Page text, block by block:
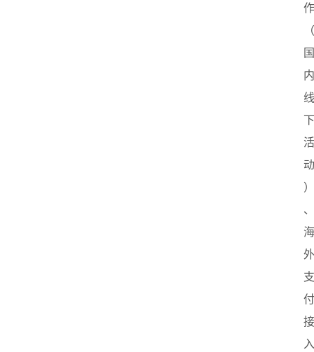
作
（
国
内
线
下
活
动
）
、
海
外
支
付
接
入